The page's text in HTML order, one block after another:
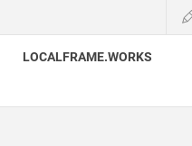
LOCALFRAME.WORKS